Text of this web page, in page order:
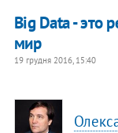
Big Data - это
мир
19 грудня 2016, 15:40